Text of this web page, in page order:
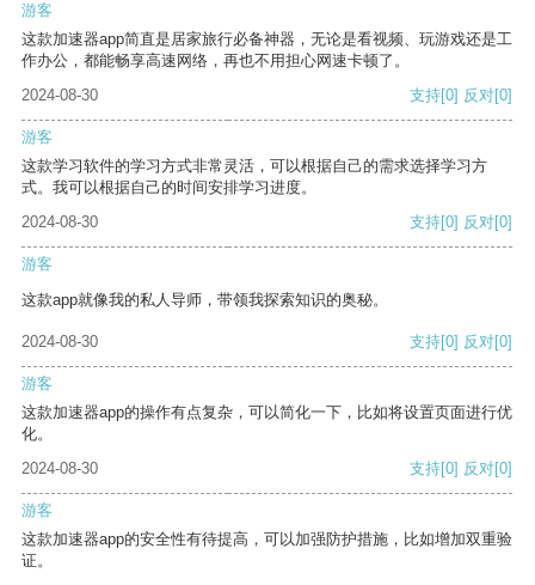
游客
这款加速器app简直是居家旅行必备神器，无论是看视频、玩游戏还是工
作办公，都能畅享高速网络，再也不用担心网速卡顿了。
2024-08-30
支持[0] 反对[0]
游客
这款学习软件的学习方式非常灵活，可以根据自己的需求选择学习方
式。我可以根据自己的时间安排学习进度。
2024-08-30
支持[0] 反对[0]
游客
这款app就像我的私人导师，带领我探索知识的奥秘。
2024-08-30 支持[0] 反对[0]
游客
这款加速器app的操作有点复杂，可以简化一下，比如将设置页面进行优
化。
2024-08-30
支持[0] 反对[0]
游客
这款加速器app的安全性有待提高，可以加强防护措施，比如增加双重验
证。